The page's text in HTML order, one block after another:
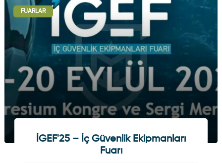
FUARLAR
İGEF'25 – İç Güvenlik Ekipmanları
Fuarı